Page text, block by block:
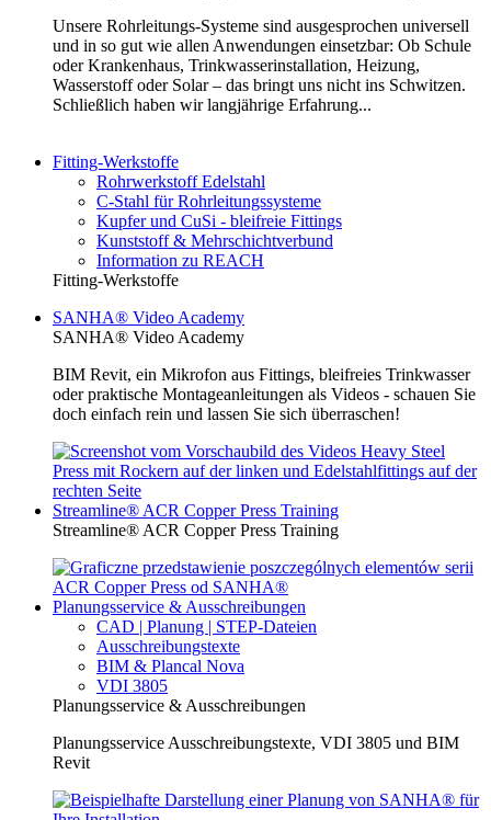
Unsere Rohrleitungs-Systeme sind ausgesprochen universell
und in so gut wie allen Anwendungen einsetzbar: Ob Schule
oder Krankenhaus, Trinkwasserinstallation, Heizung,
Wasserstoff oder Solar – das bringt uns nicht ins Schwitzen.
Schließlich haben wir langjährige Erfahrung...
Fitting-Werkstoffe
Rohrwerkstoff Edelstahl
C-Stahl für Rohrleitungssysteme
Kupfer und CuSi - bleifreie Fittings
Kunststoff & Mehrschichtverbund
Information zu REACH
Fitting-Werkstoffe
SANHA® Video Academy
SANHA® Video Academy
BIM Revit, ein Mikrofon aus Fittings, bleifreies Trinkwasser
oder praktische Montageanleitungen als Videos - schauen Sie
doch einfach rein und lassen Sie sich überraschen!
Streamline® ACR Copper Press Training
Streamline® ACR Copper Press Training
Planungsservice & Ausschreibungen
CAD | Planung | STEP-Dateien
Ausschreibungstexte
BIM & Plancal Nova
VDI 3805
Planungsservice & Ausschreibungen
Planungsservice Ausschreibungstexte, VDI 3805 und BIM
Revit